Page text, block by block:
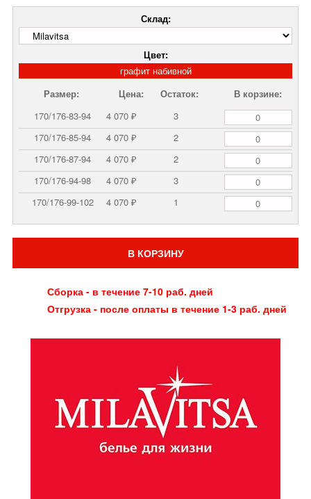
Склад:
Цвет:
графит набивной
Размер:
Цена: Остаток:
В корзине:
170/176-83-94
4 070 ₽
3
170/176-85-94
4 070 ₽
2
170/176-87-94
4 070 ₽
2
170/176-94-98
4 070 ₽
3
170/176-99-102
4 070 ₽ 1
В КОРЗИНУ
Сборка - в течение 7-10 раб. дней
Отгрузка - после оплаты в течение 1-3 раб. дней